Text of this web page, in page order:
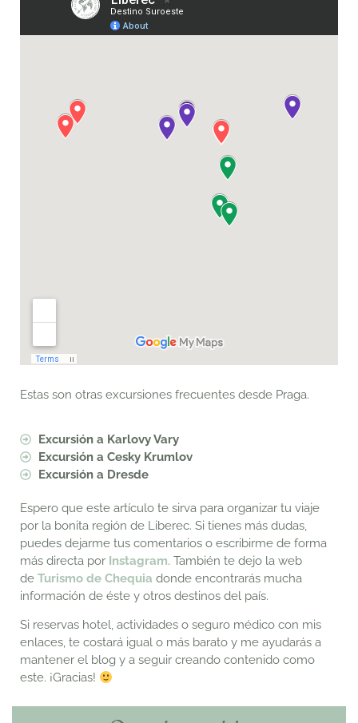
Estas son otras excursiones frecuentes desde Praga.
Excursión a Karlovy Vary
Excursión a Cesky Krumlov
Excursión a Dresde
Espero que este artículo te sirva para organizar tu viaje
por la bonita región de Liberec. Si tienes más dudas,
puedes dejarme tus comentarios o escribirme de forma
más directa por Instagram. También te dejo la web
de Turismo de Chequia donde encontrarás mucha
información de éste y otros destinos del país.
Si reservas hotel, actividades o seguro médico con mis
enlaces, te costará igual o más barato y me ayudarás a
mantener el blog y a seguir creando contenido como
este. ¡Gracias!